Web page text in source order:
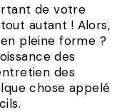
de votre
autant ! Alors,
pleine forme ?
des
des
chose appelé